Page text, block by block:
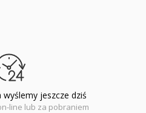
wyślemy jeszcze dziś
line lub za pobraniem